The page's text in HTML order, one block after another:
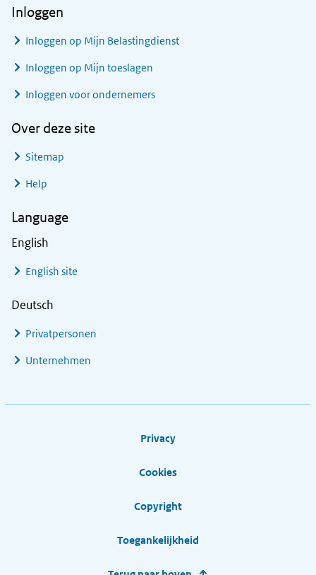
Inloggen
Inloggen op Mijn Belastingdienst
Inloggen op Mijn toeslagen
Inloggen voor ondernemers
Over deze site
Sitemap
Help
Language
English
English site
Deutsch
Privatpersonen
Unternehmen
Privacy
Cookies
Copyright
Toegankelijkheid